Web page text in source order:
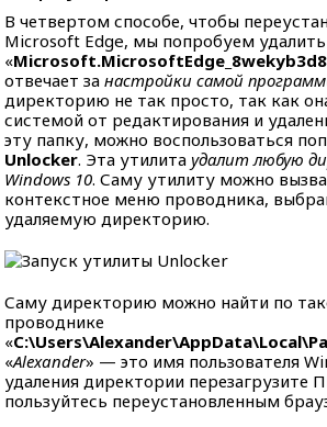
В четвертом способе, чтобы
Microsoft Edge, мы попробуем
«
отвечает за настройки самой
директорию не так просто, так как
системой от редактирования и
эту папку, можно воспользоваться
Unlocker. Эта утилита удалит любую
Windows 10. Саму утилиту можно
контекстное меню проводника,
удаляемую директорию.
Саму директорию можно найти по
проводнике
«
«Alexander» — это имя пользователя
удаления директории перезагрузите
пользуйтесь переустановленным